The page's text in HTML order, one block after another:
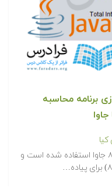
برنامه محاسبه
در این مجموعه آموزشی، از نسخه ۸ جاوا استفاده شده است و